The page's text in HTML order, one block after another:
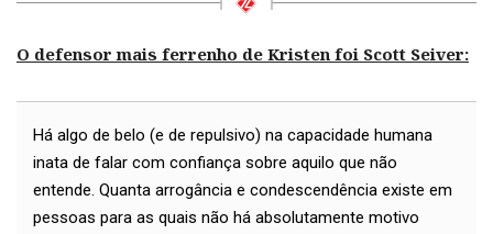
O defensor mais ferrenho de Kristen foi Scott Seiver:
Há algo de belo (e de repulsivo) na capacidade humana
inata de falar com confiança sobre aquilo que não
entende. Quanta arrogância e condescendência existe em
pessoas para as quais não há absolutamente motivo